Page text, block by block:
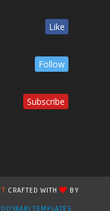
Like
Follow
Subscribe
CRAFTED WITH
BY
TEMPLATES